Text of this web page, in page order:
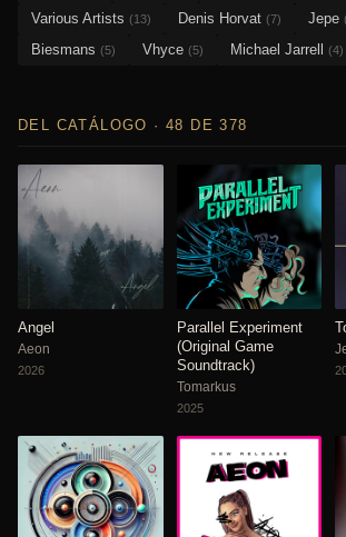
Various Artists (13) Denis Horvat (7) Jepe
Biesmans (5) Vhyce (5) Michael Jarrell (4)
DEL CATÁLOGO · 48 DE 378
Angel
Aeon
2026
Parallel Experiment
(Original Game
Soundtrack)
Tomarkus
2025